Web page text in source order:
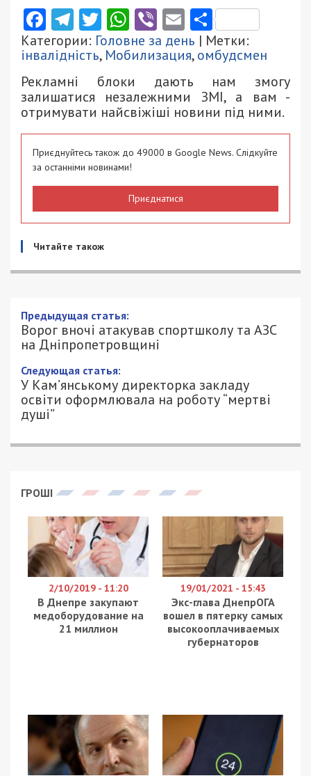
Facebook
Telegram
Twitter
WhatsApp
ViberEmail
Категории: Головне за день | Метки:
інвалідність, Мобилизация,омбудсмен
Рекламні блоки дають нам змогу
залишатися незалежними ЗМІ, а вам -
отримувати найсвіжіші новини під ними.
Приєднуйтесь також до 49000 в Google News. Слідкуйте
за останніми новинами!
Приєднатися
Читайте також
Предыдущая статья:
Ворог вночі атакував спортшколу та АЗС
на Дніпропетровщині
Следующая статья:
У Кам’янському директорка закладу
освіти оформлювала на роботу “мертві
душі”
ГРОШІ
2/10/2019 - 11:20
В Днепре закупают
медоборудование на
21 миллион
19/01/2021 - 15:43
Экс-глава ДнепрОГА
вошел в пятерку самых
высокооплачиваемых
губернаторов